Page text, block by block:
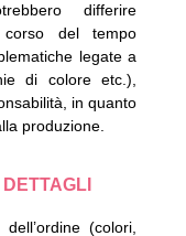
differire
del tempo
legate a
di colore etc.),
in quanto
produzione.
(colori,